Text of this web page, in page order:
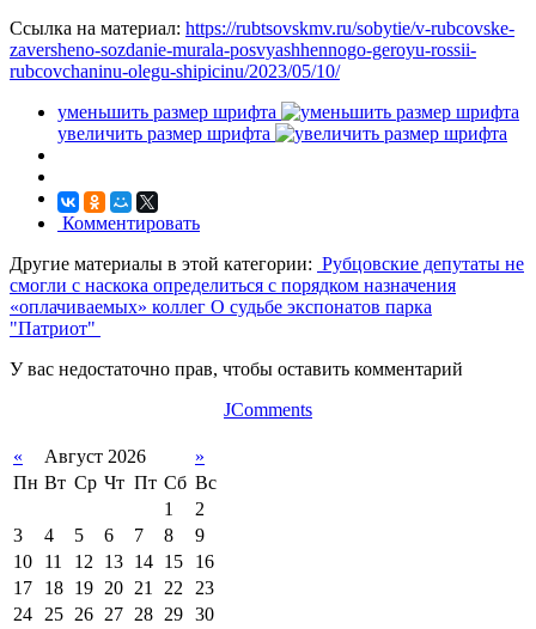
Ссылка на материал: https://rubtsovskmv.ru/sobytie/v-rubcovske-
zaversheno-sozdanie-murala-posvyashhennogo-geroyu-rossii-
rubcovchaninu-olegu-shipicinu/2023/05/10/
уменьшить размер шрифта
увеличить размер шрифта
Комментировать
Другие материалы в этой категории: Рубцовские депутаты не
смогли с наскока определиться с порядком назначения
«оплачиваемых» коллег О судьбе экспонатов парка
"Патриот"
У вас недостаточно прав, чтобы оставить комментарий
JComments
« Август 2026
»
Пн Вт Ср Чт Пт Сб Вс
1
2
3
4 5 6 7 8
9
10
11 12 13 14 15
16
17
18 19 20 21 22
23
24
25 26 27 28 29 30